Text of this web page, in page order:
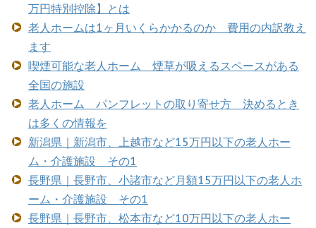
万円特別控除】とは
老人ホームは1ヶ月いくらかかるのか 費用の内訳教え
ます
喫煙可能な老人ホーム 煙草が吸えるスペースがある
全国の施設
老人ホーム パンフレットの取り寄せ方 決めるとき
は多くの情報を
新潟県｜新潟市、上越市など15万円以下の老人ホー
ム・介護施設 その1
長野県｜長野市、小諸市など月額15万円以下の老人ホ
ーム・介護施設 その1
長野県｜長野市、松本市など10万円以下の老人ホー